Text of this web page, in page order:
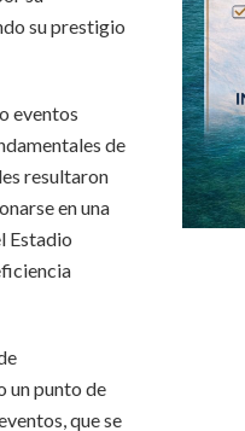
su prestigio
eventos
de
resultaron
en una
Estadio
un punto de
que se